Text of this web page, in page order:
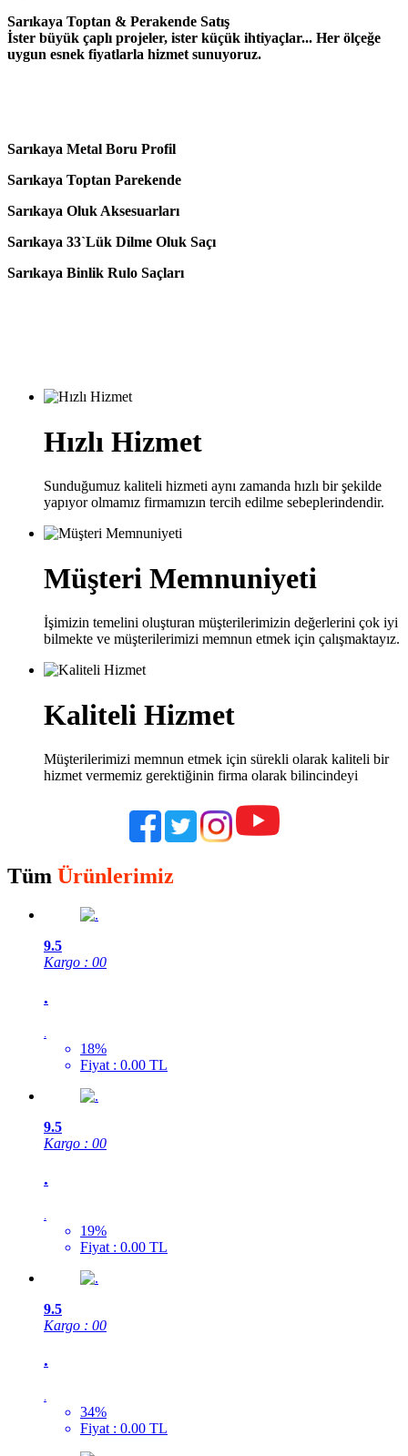
Sarıkaya Toptan & Perakende Satış
İster büyük çaplı projeler, ister küçük ihtiyaçlar... Her ölçeğe
uygun esnek fiyatlarla hizmet sunuyoruz.
Sarıkaya Metal Boru Profil
Sarıkaya Toptan Parekende
Sarıkaya Oluk Aksesuarları
Sarıkaya 33`Lük Dilme Oluk Saçı
Sarıkaya Binlik Rulo Saçları
Hızlı Hizmet
Sunduğumuz kaliteli hizmeti aynı zamanda hızlı bir şekilde
yapıyor olmamız firmamızın tercih edilme sebeplerindendir.
Müşteri Memnuniyeti
İşimizin temelini oluşturan müşterilerimizin değerlerini çok iyi
bilmekte ve müşterilerimizi memnun etmek için çalışmaktayız.
Kaliteli Hizmet
Müşterilerimizi memnun etmek için sürekli olarak kaliteli bir
hizmet vermemiz gerektiğinin firma olarak bilincindeyi
Tüm Ürünlerimiz
9.5
Kargo : 00
.
.
18%
Fiyat : 0.00 TL
9.5
Kargo : 00
.
19%
Fiyat : 0.00 TL
9.5
Kargo : 00
.
.
34%
Fiyat : 0.00 TL